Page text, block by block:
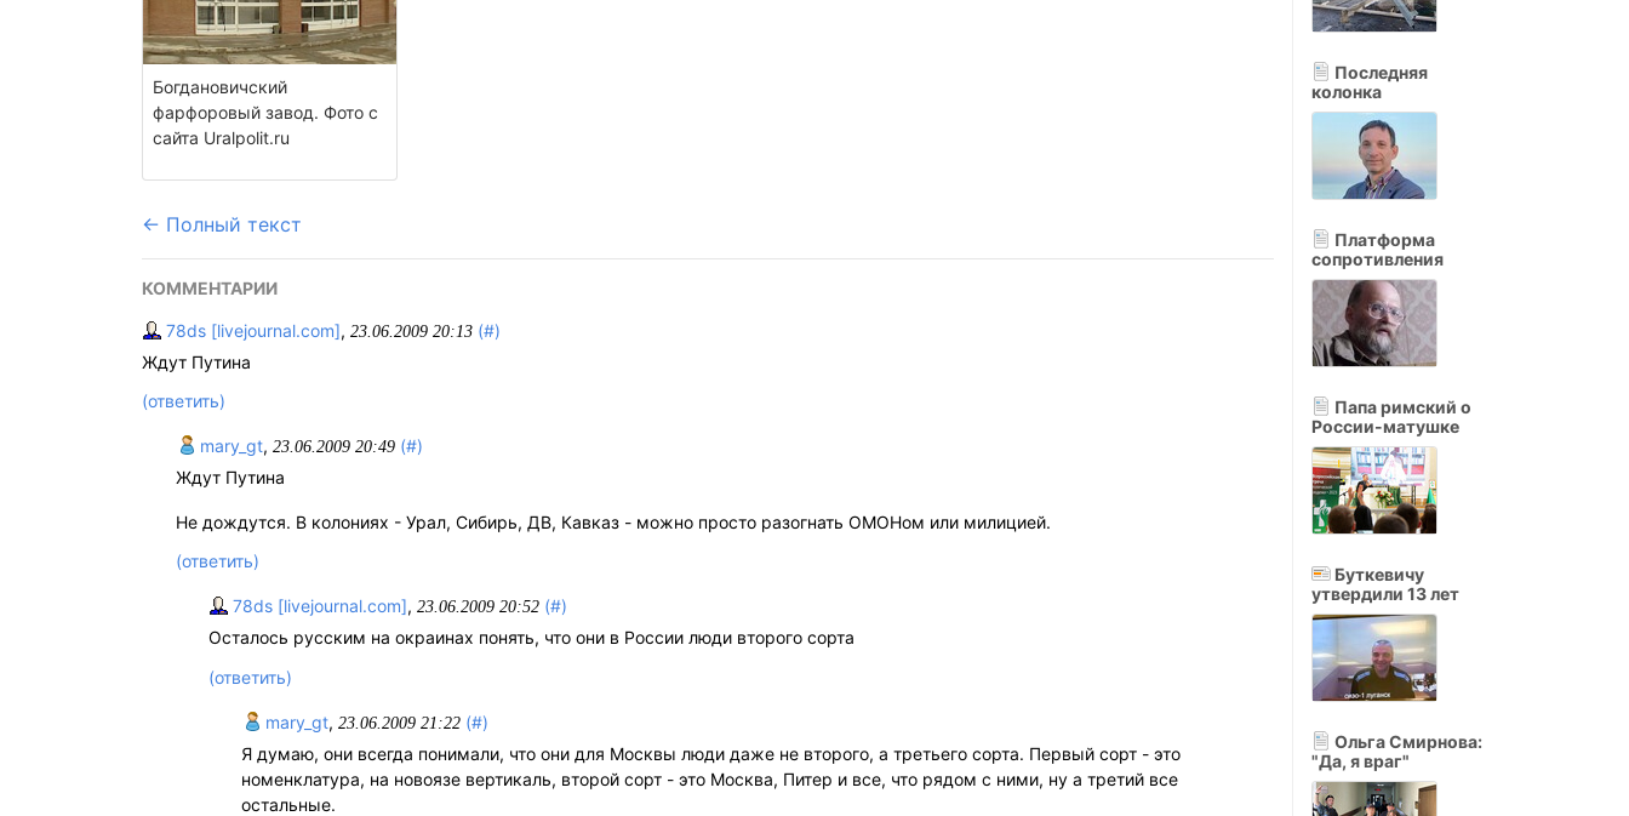
Богдановичский
фарфоровый завод. Фото с
сайта Uralpolit.ru
← Полный текст
КОММЕНТАРИИ
78ds [livejournal.com], 23.06.2009 20:13 (#)
Ждут Путина
(ответить)
mary_gt,23.06.2009 20:49 (#)
Ждут Путина
Не дождутся. В колониях - Урал, Сибирь, ДВ, Кавказ - можно просто разогнать ОМОНом или милицией.
(ответить)
78ds [livejournal.com],23.06.2009 20:52 (#)
Осталось русским на окраинах понять, что они в России люди второго сорта
(ответить)
mary_gt, 23.06.2009 21:22 (#)
Я думаю, они всегда понимали, что они для Москвы люди даже не второго, а третьего сорта. Первый сорт - это
номенклатура, на новоязе вертикаль, второй сорт - это Москва, Питер и все, что рядом с ними, ну а третий все
остальные.
Последняя
колонка
Платформа
сопротивления
Папа римский о
России-матушке
Буткевичу
утвердили 13 лет
Ольга Смирнова:
"Да, я враг"